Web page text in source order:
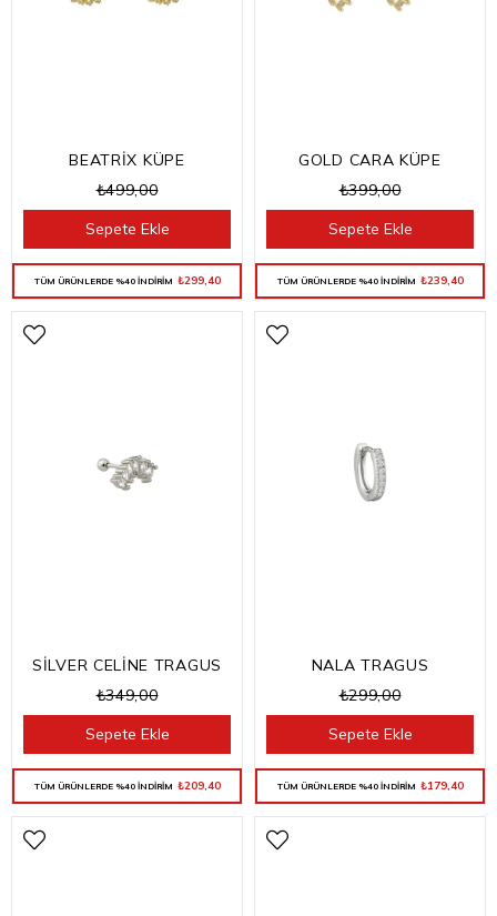
BEATRİX KÜPE
₺499,00
TÜM ÜRÜNLERDE %40 İNDİRİM ₺299,40
Sepete Ekle
GOLD CARA KÜPE
₺399,00
TÜM ÜRÜNLERDE %40 İNDİRİM ₺239,40
Sepete Ekle
SİLVER CELİNE TRAGUS
₺349,00
TÜM ÜRÜNLERDE %40 İNDİRİM ₺209,40
Sepete Ekle
NALA TRAGUS
₺299,00
TÜM ÜRÜNLERDE %40 İNDİRİM ₺179,40
Sepete Ekle